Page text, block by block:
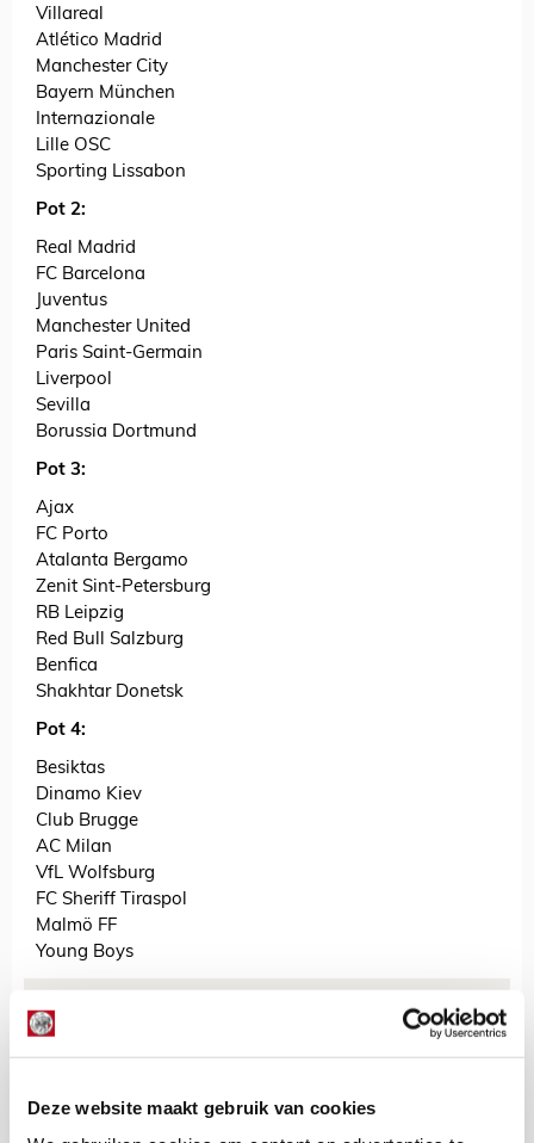
Deze website maakt gebruik van cookies
Villareal
Atlético Madrid
Manchester City
Bayern München
Internazionale
Lille OSC
Sporting Lissabon
Pot 2:
Real Madrid
FC Barcelona
Juventus
Manchester United
Paris Saint-Germain
Liverpool
Sevilla
Borussia Dortmund
Pot 3:
Ajax
FC Porto
Atalanta Bergamo
Zenit Sint-Petersburg
RB Leipzig
Red Bull Salzburg
Benfica
Shakhtar Donetsk
Pot 4:
Besiktas
Dinamo Kiev
Club Brugge
AC Milan
VfL Wolfsburg
FC Sheriff Tiraspol
Malmö FF
Young Boys
Doe je eigen CL-loting en
koppel Ajax aan drie